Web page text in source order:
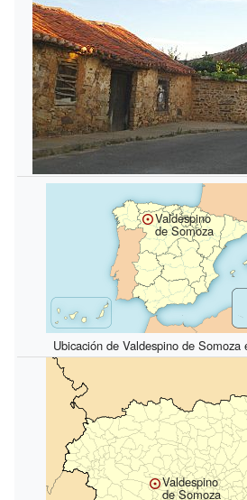
Valdespino
de Somoza
Ubicación de Valdespino de Somoza
Valdespino
de Somoza